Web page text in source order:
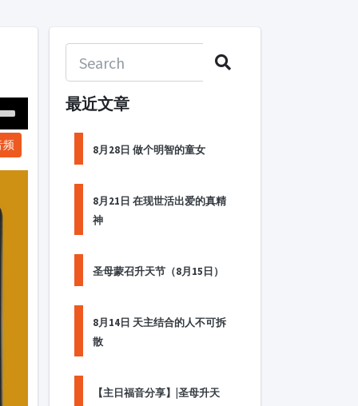
频
最近文章
8月28日 做个明智的童女
8月21日 在现世活出爱的真精
神
圣母蒙召升天节（8月15日）
8月14日 天主结合的人不可拆
散
【主日福音分享】|圣母升天